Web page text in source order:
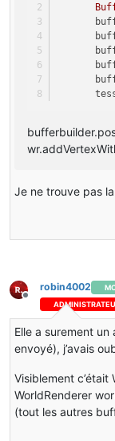
Je ne trouve pas
Hors-ligne
robin4002
Elle a surement un
envoyé), j’avais
Visiblement c’était
WorldRenderer
(tout les autres